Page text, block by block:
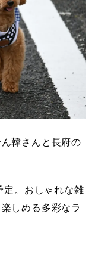
韓さんと長府の
。おしゃれな雑
しめる多彩なラ